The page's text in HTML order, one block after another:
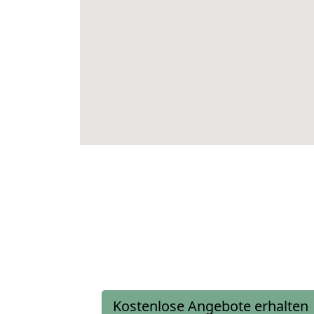
Kostenlose Angebote erhalten